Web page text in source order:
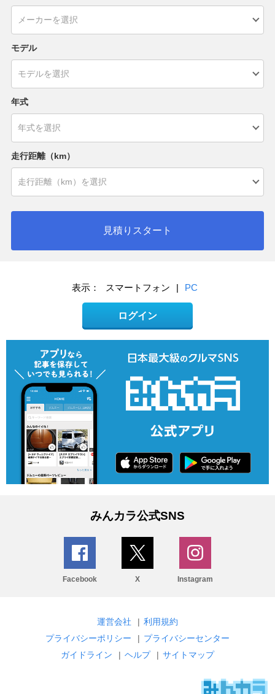
モデル
年式
走行距離（km）
見積りスタート
表示： スマートフォン | PC
ログイン
みんカラ公式SNS
Facebook X Instagram
運営会社 | 利用規約
プライバシーポリシー
| プライバシーセンター
ガイドライン
| ヘルプ | サイトマップ